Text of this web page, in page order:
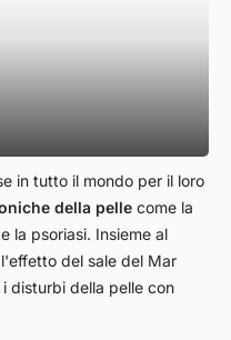
in tutto il mondo per il loro
della pelle come la
la psoriasi. Insieme al
l'effetto del sale del Mar
disturbi della pelle con